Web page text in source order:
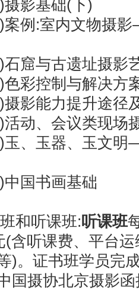
影基础(下)
例:室内文物摄影
窟与古遗址摄影
彩控制与解决方
影能力提升途径
动、会议类现场
、玉器、玉文明
国书画基础
和听课班:听课班
(含听课费、平台
)。证书班学员完
国摄协北京摄影